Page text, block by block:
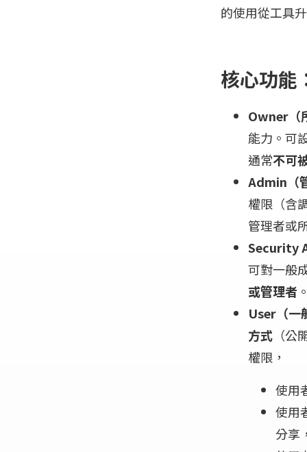
的使用從工具
核心功能
Owner（
能力。可
通常不可
Admin（
權限（含
管理者或
Security
可對一般
或管理者
User（一
方式 （
權限，
使用
使用
分享